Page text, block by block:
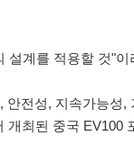
설계를 적용할 것"이
안전성, 지속가능성,
개최된 중국 EV100